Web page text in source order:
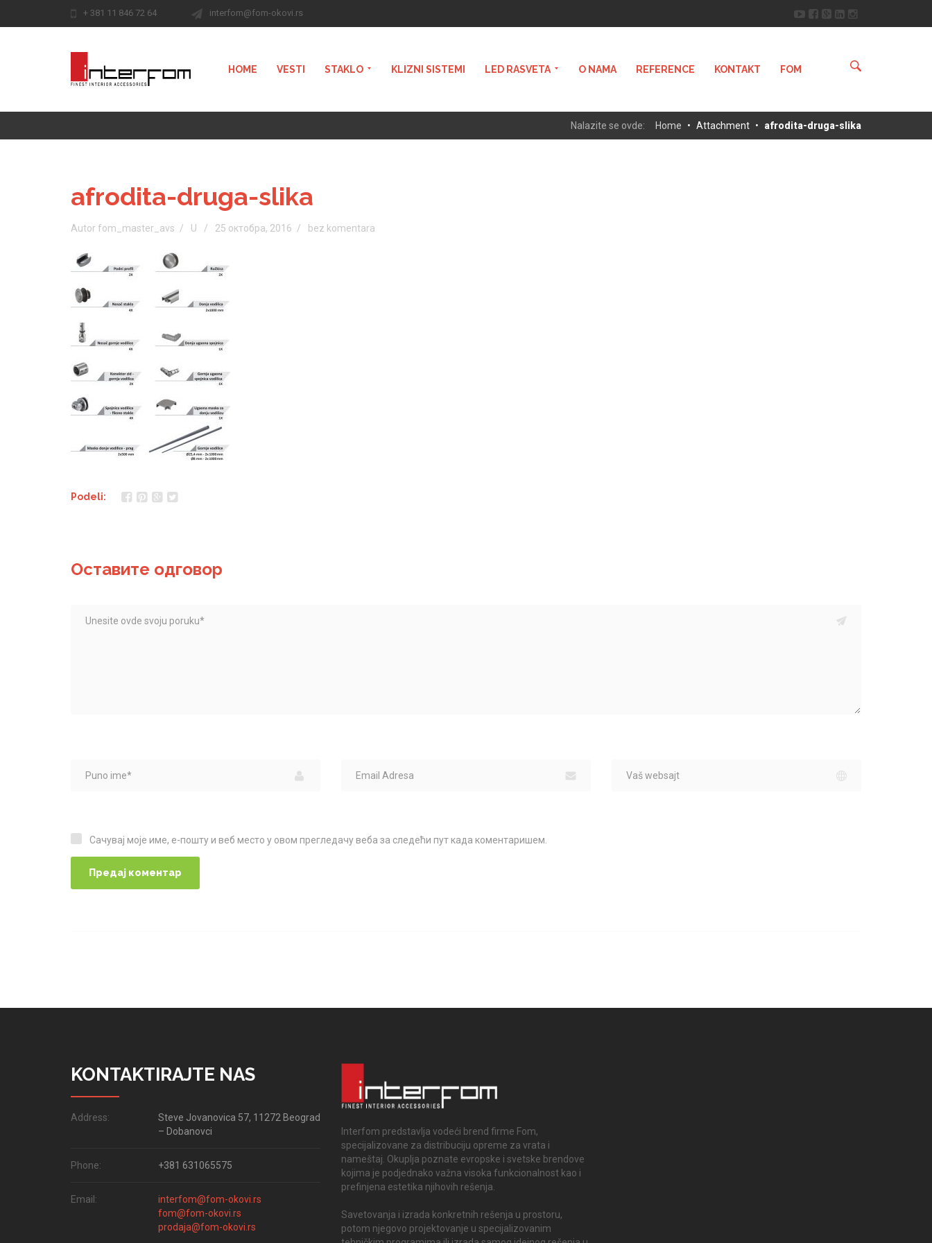
+ 381 11 846 72 64 interfom@fom-okovi.rs
HOME VESTI STAKLO KLIZNI SISTEMI LED RASVETA O NAMA REFERENCE KONTAKT FOM
Nalazite se ovde: Home • Attachment • afrodita-druga-slika
afrodita-druga-slika
Autor fom_master_avs U 25 октобра, 2016 bez komentara
Podeli:
Оставите одговор
Сачувај моје име, е-пошту и веб место у овом прегледачу веба за следећи пут када коментаришем.
Сачувај моје име, е-пошту и веб место у овом прегледачу веба за следећи пут када коментаришем.
KONTAKTIRAJTE NAS
Address:
Steve Jovanovica 57, 11272 Beograd
– Dobanovci
Phone: +381 631065575
Email:
interfom@fom-okovi.rs
fom@fom-okovi.rs
prodaja@fom-okovi.rs
Interfom predstavlja vodeći brend firme Fom,
specijalizovane za distribuciju opreme za vrata i
nameštaj. Okuplja poznate evropske i svetske brendove
kojima je podjednako važna visoka funkcionalnost kao i
prefinjena estetika njihovih rešenja.
Savetovanja i izrada konkretnih rešenja u prostoru,
potom njegovo projektovanje u specijalizovanim